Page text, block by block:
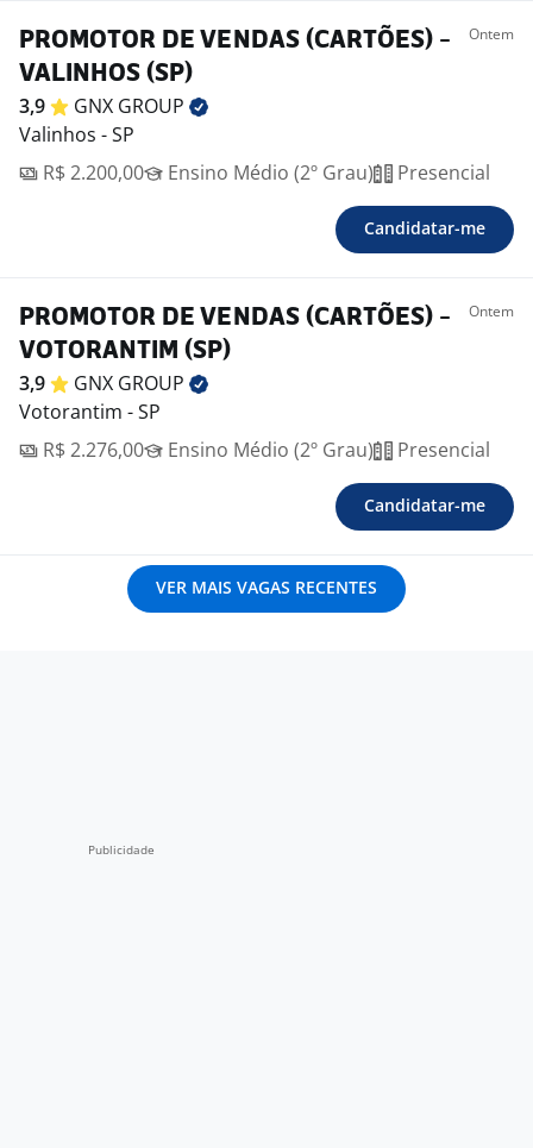
PROMOTOR DE VENDAS (CARTÕES) -
VALINHOS (SP)
Ontem
3,9 GNX GROUP
Valinhos - SP
R$ 2.200,00
Ensino Médio (2º Grau) Presencial
Candidatar-me
PROMOTOR DE VENDAS (CARTÕES) -
VOTORANTIM (SP)
Ontem
3,9 GNX GROUP
Votorantim - SP
R$ 2.276,00
Ensino Médio (2º Grau) Presencial
Candidatar-me
VER MAIS VAGAS RECENTES